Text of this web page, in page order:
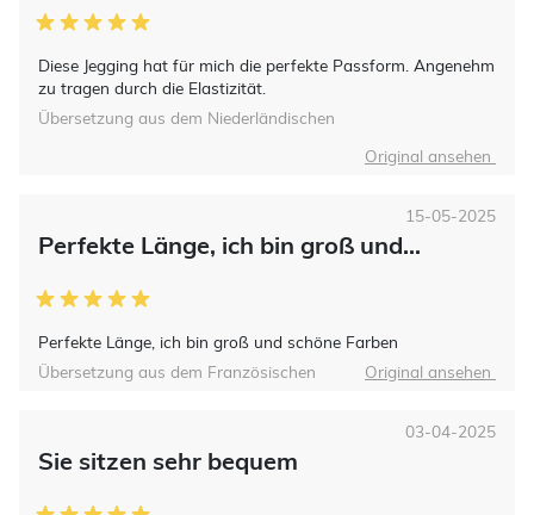
Diese Jegging hat für mich die perfekte Passform. Angenehm
zu tragen durch die Elastizität.
Übersetzung aus dem Niederländischen
Original ansehen
Perfekte Länge, ich bin groß und...
Perfekte Länge, ich bin groß und schöne Farben
15-05-2025
Übersetzung aus dem Französischen Original ansehen
Sie sitzen sehr bequem
03-04-2025